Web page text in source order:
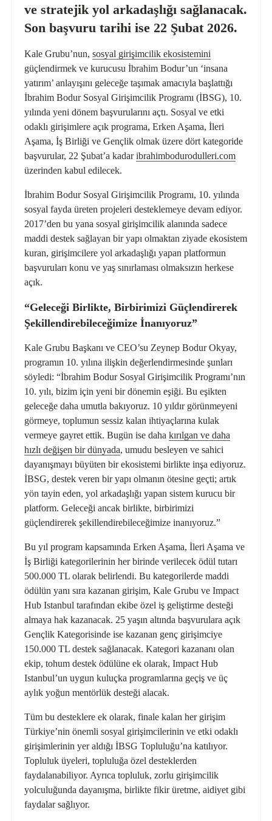
ve stratejik yol arkadaşlığı sağlanacak.
Son başvuru tarihi ise 22 Şubat 2026.
Kale Grubu’nun, sosyal girişimcilik ekosistemini
güçlendirmek ve kurucusu İbrahim Bodur’un ‘insana
yatırım’ anlayışını geleceğe taşımak amacıyla başlattığı
İbrahim Bodur Sosyal Girişimcilik Programı (İBSG), 10.
yılında yeni dönem başvurularını açtı. Sosyal ve etki
odaklı girişimlere açık programa, Erken Aşama, İleri
Aşama, İş Birliği ve Gençlik olmak üzere dört kategoride
başvurular, 22 Şubat’a kadaribrahimbodurodulleri.com
üzerinden kabul edilecek.
İbrahim Bodur Sosyal Girişimcilik Programı, 10. yılında
sosyal fayda üreten projeleri desteklemeye devam ediyor.
2017’den bu yana sosyal girişimcilik alanında sadece
maddi destek sağlayan bir yapı olmaktan ziyade ekosistem
kuran, girişimcilere yol arkadaşlığı yapan platformun
başvuruları konu ve yaş sınırlaması olmaksızın herkese
açık.
“Geleceği Birlikte, Birbirimizi Güçlendirerek
Şekillendirebileceğimize İnanıyoruz”
Kale Grubu Başkanı ve CEO’su Zeynep Bodur Okyay,
programın 10. yılına ilişkin değerlendirmesinde şunları
söyledi: “İbrahim Bodur Sosyal Girişimcilik Programı’nın
10. yılı, bizim için yeni bir dönemin eşiği. Bu eşikten
geleceğe daha umutla bakıyoruz. 10 yıldır görünmeyeni
görmeye, toplumun sessiz kalan ihtiyaçlarına kulak
vermeye gayret ettik. Bugün ise daha kırılgan ve daha
hızlı değişen bir dünyada, umudu besleyen ve sahici
dayanışmayı büyüten bir ekosistemi birlikte inşa ediyoruz.
İBSG, destek veren bir yapı olmanın ötesine geçti; artık
yön tayin eden, yol arkadaşlığı yapan sistem kurucu bir
platform. Geleceği ancak birlikte, birbirimizi
güçlendirerek şekillendirebileceğimize inanıyoruz.”
Bu yıl program kapsamında Erken Aşama, İleri Aşama ve
İş Birliği kategorilerinin her birinde verilecek ödül tutarı
500.000 TL olarak belirlendi. Bu kategorilerde maddi
ödülün yanı sıra kazanan girişim, Kale Grubu ve Impact
Hub Istanbul tarafından ekibe özel iş geliştirme desteği
almaya hak kazanacak. 25 yaşın altında başvurulara açık
Gençlik Kategorisinde ise kazanan genç girişimciye
150.000 TL destek sağlanacak. Kategori kazananı olan
ekip, tohum destek ödülüne ek olarak, Impact Hub
Istanbul’un uygun kuluçka programlarına geçiş ve üç
aylık yoğun mentörlük desteği alacak.
Tüm bu desteklere ek olarak, finale kalan her girişim
Türkiye’nin önemli sosyal girişimcilerinin ve etki odaklı
girişimlerinin yer aldığı İBSG Topluluğu’na katılıyor.
Topluluk üyeleri, topluluğa özel desteklerden
faydalanabiliyor. Ayrıca topluluk, zorlu girişimcilik
yolculuğunda dayanışma, birlikte fikir üretme, aidiyet gibi
faydalar sağlıyor.